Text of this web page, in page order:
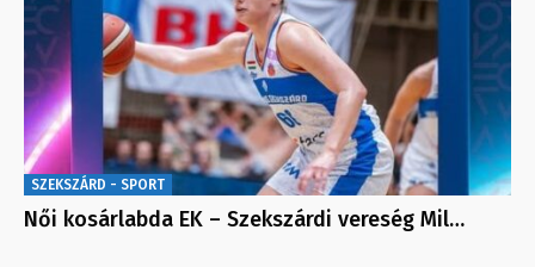
SZEKSZÁRD - SPORT
Női kosárlabda EK – Szekszárdi vereség Mil…